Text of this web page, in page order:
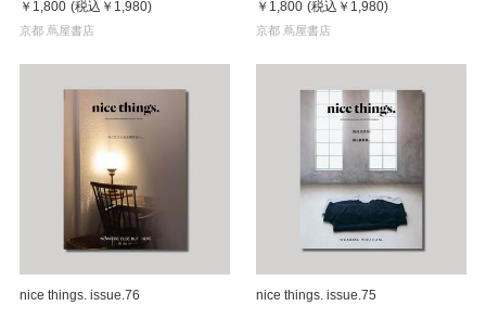
￥1,800 (税込 ￥1,980)
京都 蔦屋書店
￥1,800 (税込 ￥1,980)
京都 蔦屋書店
nice things. issue.76 nice things. issue.75